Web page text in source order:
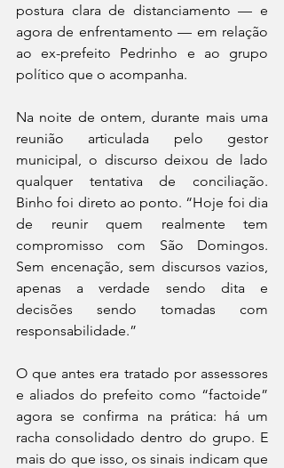
postura clara de distanciamento — e
agora de enfrentamento — em relação
ao ex-prefeito Pedrinho e ao grupo
político que o acompanha.
Na noite de ontem, durante mais uma
reunião articulada pelo gestor
municipal, o discurso deixou de lado
qualquer tentativa de conciliação.
Binho foi direto ao ponto. “Hoje foi dia
de reunir quem realmente tem
compromisso com São Domingos.
Sem encenação, sem discursos vazios,
apenas a verdade sendo dita e
decisões sendo tomadas com
responsabilidade.”
O que antes era tratado por assessores
e aliados do prefeito como “factoide”
agora se confirma na prática: há um
racha consolidado dentro do grupo. E
mais do que isso, os sinais indicam que